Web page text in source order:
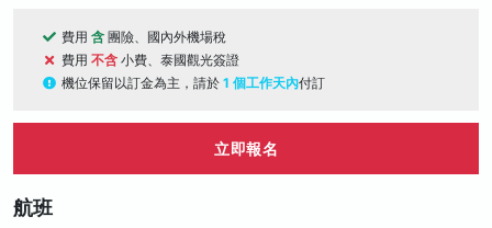
費用 含 團險、國內外機場稅
費用 不含 小費、泰國觀光簽證
機位保留以訂金為主，請於 1 個工作天內付訂
立即報名
航班